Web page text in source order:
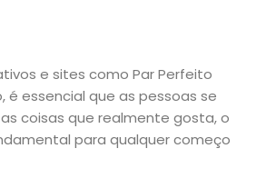
e sites como Par Perfeito
é essencial que as pessoas se
coisas que realmente gosta, o
para qualquer começo